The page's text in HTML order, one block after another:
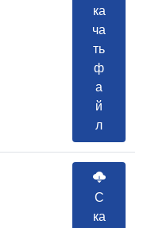
ка
ча
ть
ф
а
й
л
С
ка